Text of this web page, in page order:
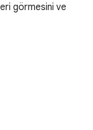
görmesini ve